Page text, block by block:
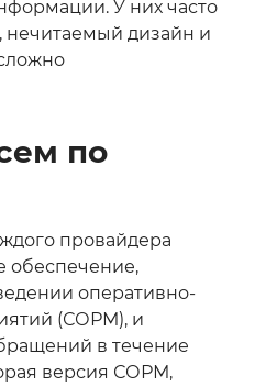
У них часто
дизайн и
по
провайдера
обеспечение,
оперативно-
(СОРМ), и
в течение
версия СОРМ,